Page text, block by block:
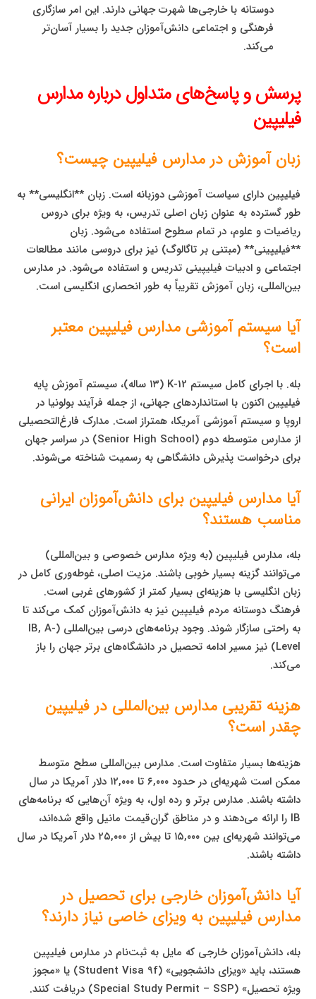
دوستانه با خارجی‌ها شهرت جهانی دارند. این امر سازگاری
فرهنگی و اجتماعی دانش‌آموزان جدید را بسیار آسان‌تر
می‌کند.
پرسش و پاسخ‌های متداول درباره مدارس
فیلیپین
زبان آموزش در مدارس فیلیپین چیست؟
فیلیپین دارای سیاست آموزشی دوزبانه است. زبان **انگلیسی** به
طور گسترده به عنوان زبان اصلی تدریس، به ویژه برای دروس
ریاضیات و علوم، در تمام سطوح استفاده می‌شود. زبان
**فیلیپینی** (مبتنی بر تاگالوگ) نیز برای دروسی مانند مطالعات
اجتماعی و ادبیات فیلیپینی تدریس و استفاده می‌شود. در مدارس
بین‌المللی، زبان آموزش تقریباً به طور انحصاری انگلیسی است.
آیا سیستم آموزشی مدارس فیلیپین معتبر
است؟
بله. با اجرای کامل سیستم K-12 (۱۳ ساله)، سیستم آموزش پایه
فیلیپین اکنون با استانداردهای جهانی، از جمله فرآیند بولونیا در
اروپا و سیستم آموزشی آمریکا، همتراز است. مدارک فارغ‌التحصیلی
از مدارس متوسطه دوم (Senior High School) در سراسر جهان
برای درخواست پذیرش دانشگاهی به رسمیت شناخته می‌شوند.
آیا مدارس فیلیپین برای دانش‌آموزان ایرانی
مناسب هستند؟
بله، مدارس فیلیپین (به ویژه مدارس خصوصی و بین‌المللی)
می‌توانند گزینه بسیار خوبی باشند. مزیت اصلی، غوطه‌وری کامل در
زبان انگلیسی با هزینه‌ای بسیار کمتر از کشورهای غربی است.
فرهنگ دوستانه مردم فیلیپین نیز به دانش‌آموزان کمک می‌کند تا
به راحتی سازگار شوند. وجود برنامه‌های درسی بین‌المللی (IB, A-
Level) نیز مسیر ادامه تحصیل در دانشگاه‌های برتر جهان را باز
می‌کند.
هزینه تقریبی مدارس بین‌المللی در فیلیپین
چقدر است؟
هزینه‌ها بسیار متفاوت است. مدارس بین‌المللی سطح متوسط
ممکن است شهریه‌ای در حدود ۶,۰۰۰ تا ۱۲,۰۰۰ دلار آمریکا در سال
داشته باشند. مدارس برتر و رده اول، به ویژه آن‌هایی که برنامه‌های
IB را ارائه می‌دهند و در مناطق گران‌قیمت مانیل واقع شده‌اند،
می‌توانند شهریه‌ای بین ۱۵,۰۰۰ تا بیش از ۲۵,۰۰۰ دلار آمریکا در سال
داشته باشند.
آیا دانش‌آموزان خارجی برای تحصیل در
مدارس فیلیپین به ویزای خاصی نیاز دارند؟
بله، دانش‌آموزان خارجی که مایل به ثبت‌نام در مدارس فیلیپین
هستند، باید «ویزای دانشجویی» (Student Visa 9f) یا «مجوز
ویژه تحصیل» (Special Study Permit – SSP) دریافت کنند.